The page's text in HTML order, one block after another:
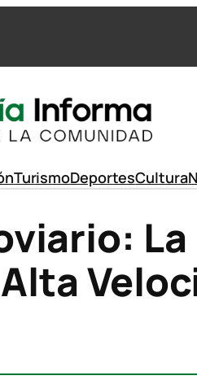
TurismoDeportesCultura
La